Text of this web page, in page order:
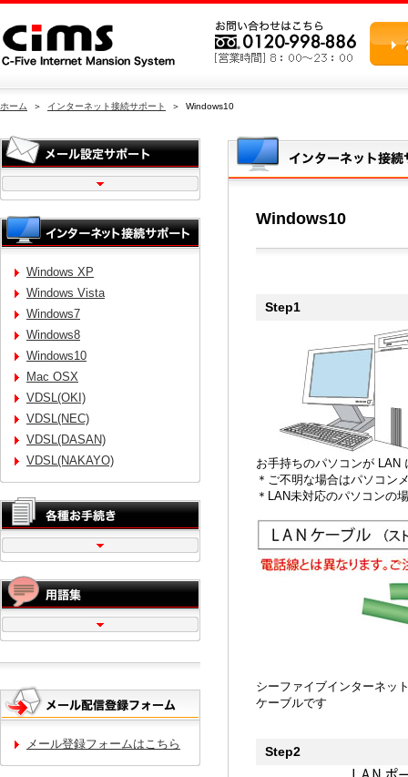
ホーム ＞ インターネット接続サポート ＞ Windows10
Windows XP
Windows Vista
Windows7
Windows8
Windows10
Mac OSX
VDSL(OKI)
VDSL(NEC)
VDSL(DASAN)
VDSL(NAKAYO)
メール登録フォームはこちら
Windows10
Step1
お手持ちのパソコンが LAN
＊ご不明な場合はパソコン
＊LAN未対応のパソコンの
シーファイブインターネッ
ケーブルです
Step2